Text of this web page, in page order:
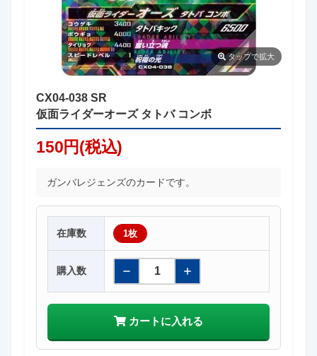
タップで拡大
CX04-038 SR
仮面ライダーオーズ タトバ コンボ
150円(税込)
ガンバレジェンズのカードです。
在庫数 1枚
購入数
カートに入れる